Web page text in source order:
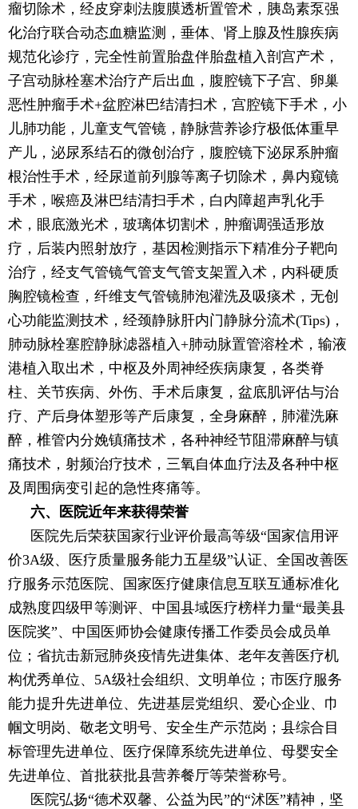
瘤切除术，经皮穿刺法腹膜透析置管术，胰岛素泵强
化治疗联合动态血糖监测，垂体、肾上腺及性腺疾病
规范化诊疗，完全性前置胎盘伴胎盘植入剖宫产术，
子宫动脉栓塞术治疗产后出血，腹腔镜下子宫、卵巢
恶性肿瘤手术+盆腔淋巴结清扫术，宫腔镜下手术，小
儿肺功能，儿童支气管镜，静脉营养诊疗极低体重早
产儿，泌尿系结石的微创治疗，腹腔镜下泌尿系肿瘤
根治性手术，经尿道前列腺等离子切除术，鼻内窥镜
手术，喉癌及淋巴结清扫手术，白内障超声乳化手
术，眼底激光术，玻璃体切割术，肿瘤调强适形放
疗，后装内照射放疗，基因检测指示下精准分子靶向
治疗，经支气管镜气管支气管支架置入术，内科硬质
胸腔镜检查，纤维支气管镜肺泡灌洗及吸痰术，无创
心功能监测技术，经颈静脉肝内门静脉分流术(Tips)，
肺动脉栓塞腔静脉滤器植入+肺动脉置管溶栓术，输液
港植入取出术，中枢及外周神经疾病康复，各类脊
柱、关节疾病、外伤、手术后康复，盆底肌评估与治
疗、产后身体塑形等产后康复，全身麻醉，肺灌洗麻
醉，椎管内分娩镇痛技术，各种神经节阻滞麻醉与镇
痛技术，射频治疗技术，三氧自体血疗法及各种中枢
及周围病变引起的急性疼痛等。
六、医院近年来获得荣誉
医院先后荣获国家行业评价最高等级“国家信用评
价3A级、医疗质量服务能力五星级”认证、全国改善医
疗服务示范医院、国家医疗健康信息互联互通标准化
成熟度四级甲等测评、中国县域医疗榜样力量“最美县
医院奖”、中国医师协会健康传播工作委员会成员单
位；省抗击新冠肺炎疫情先进集体、老年友善医疗机
构优秀单位、5A级社会组织、文明单位；市医疗服务
能力提升先进单位、先进基层党组织、爱心企业、巾
帼文明岗、敬老文明号、安全生产示范岗；县综合目
标管理先进单位、医疗保障系统先进单位、母婴安全
先进单位、首批获批县营养餐厅等荣誉称号。
医院弘扬“德术双馨、公益为民”的“沭医”精神，坚